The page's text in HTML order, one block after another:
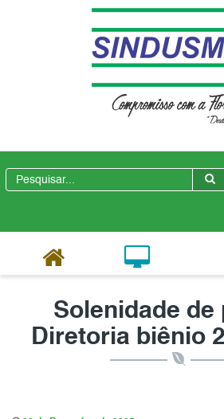
Solenidade de
Diretoria biênio